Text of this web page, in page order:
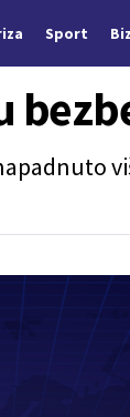
Sport Biz